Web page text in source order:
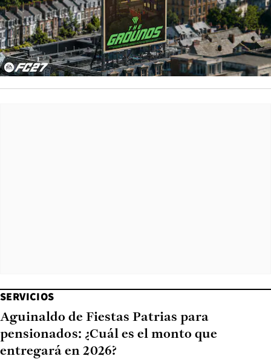
SERVICIOS
Aguinaldo de Fiestas Patrias para
pensionados: ¿Cuál es el monto que
entregará en 2026?